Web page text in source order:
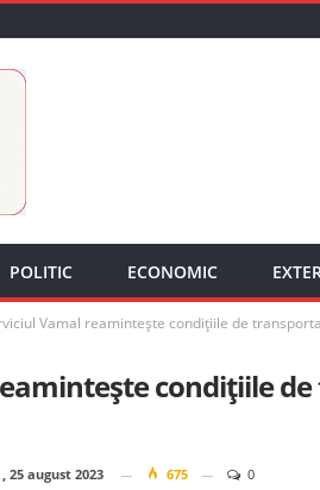
POLITIC ECONOMIC
Vamal reamintește condițiile de
condițiile
25 august 2023 675 0